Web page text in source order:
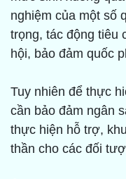
nghiệm của một số
trọng, tác động tiêu
hội, bảo đảm quốc
Tuy nhiên để thực
cần bảo đảm ngân
thực hiện hỗ trợ,
thần cho các đối